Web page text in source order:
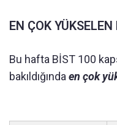
EN ÇOK YÜKSELEN
Bu hafta BİST 100
bakıldığındaen çok